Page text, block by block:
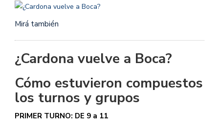
Mirá también
¿Cardona vuelve a Boca?
Cómo estuvieron compuestos
los turnos y grupos
PRIMER TURNO: DE 9 a 11